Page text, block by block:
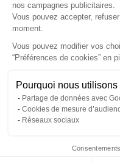
nos campagnes publicitaires.
Vous pouvez accepter,
moment.
Vous pouvez modifier vos
“Préférences de cookies” en
Pourquoi nous utilisons
Partage de données avec
Cookies de mesure
Réseaux sociaux
Gérer mes cookies
© Copyright 2026